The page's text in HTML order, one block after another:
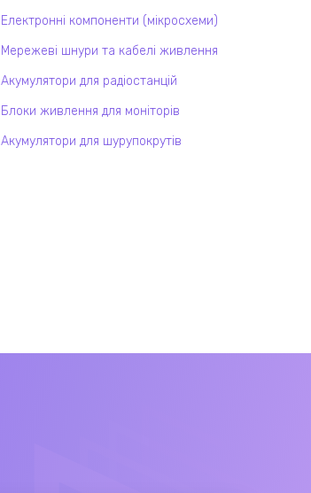
Електронні компоненти (мікросхеми)
Мережеві шнури та кабелі живлення
Акумулятори для радіостанцій
Блоки живлення для моніторів
Акумулятори для шурупокрутів